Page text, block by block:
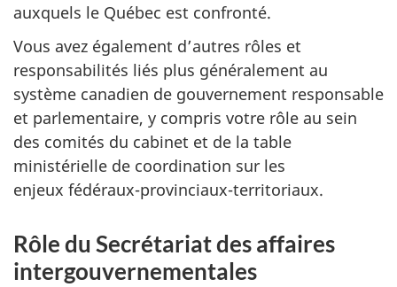
auxquels le Québec est confronté.
Vous avez également d’autres rôles et
responsabilités liés plus généralement au
système canadien de gouvernement responsable
et parlementaire, y compris votre rôle au sein
des comités du cabinet et de la table
ministérielle de coordination sur les
enjeux fédéraux-provinciaux-territoriaux.
Rôle du Secrétariat des affaires
intergouvernementales